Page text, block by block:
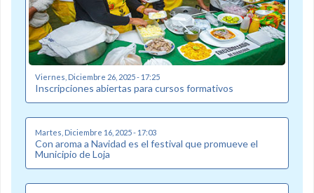
Viernes, Diciembre 26, 2025 - 17:25
Inscripciones abiertas para cursos formativos
Martes, Diciembre 16, 2025 - 17:03
Con aroma a Navidad es el festival que promueve el
Municipio de Loja